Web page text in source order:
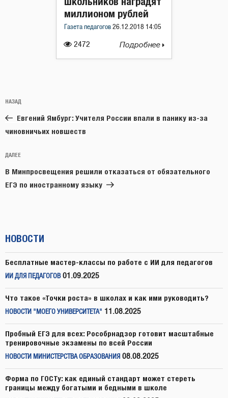
2472
миллионом рублей
Газета педагогов 26.12.2018 14:05
Подробнее
по
записям
Предыдущая
запись:
НАЗАД
Евгений Ямбург: Учителя России впали в панику из-за
чиновничьих новшеств
Следующая
запись
ДАЛЕЕ
В Минпросвещения решили отказаться от обязательного
ЕГЭ по иностранному языку
НОВОСТИ
Бесплатные мастер-классы по работе с ИИ для педагогов
ИИ ДЛЯ ПЕДАГОГОВ 01.09.2025
Что такое «Точки роста» в школах и как ими руководить?
НОВОСТИ "МОЕГО УНИВЕРСИТЕТА" 11.08.2025
Пробный ЕГЭ для всех: Рособрнадзор готовит масштабные
тренировочные экзамены по всей России
НОВОСТИ МИНИСТЕРСТВА ОБРАЗОВАНИЯ 08.08.2025
Форма по ГОСТу: как единый стандарт может стереть
границы между богатыми и бедными в школе